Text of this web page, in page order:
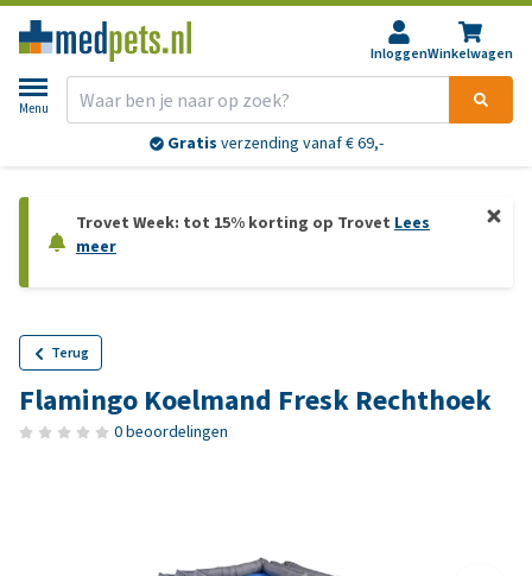
InloggenWinkelwagen
Menu
Gratis verzending vanaf € 69,-
Trovet Week: tot 15% korting op Trovet Lees
meer
Terug
Flamingo Koelmand Fresk Rechthoek
0 beoordelingen